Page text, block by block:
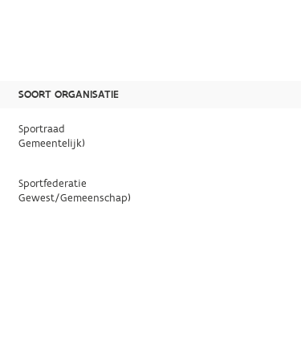
SOORT ORGANISATIE
Sportraad
Gemeentelijk)
Sportfederatie
Gewest/Gemeenschap)